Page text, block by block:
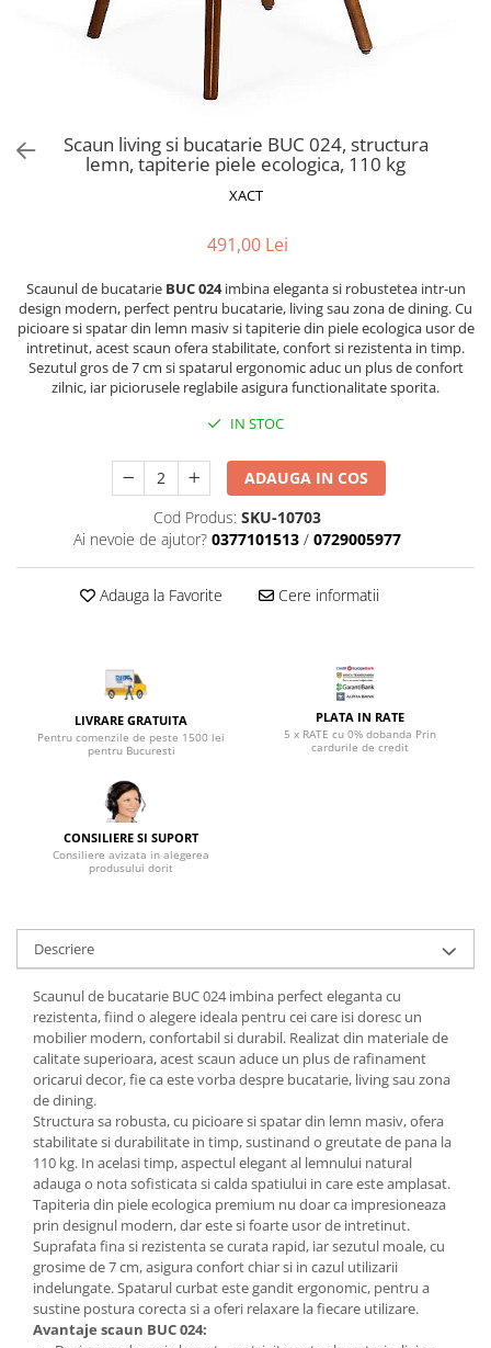
Saltele Pocket
Saltele cu arcuri impachetate
Saltele Memory Pocket
Saltele cu plasa arcuri
Saltele Latex
Saltele Memory
Saltele 140x200
Saltele 160x200
Top saltele 5 cm
Top saltele memory 5 cm
Saltele ieftine
Saltele cu spuma
Scaune pentru living
Seturi comode living si vitrine
Mobilier birou
Scaune ergonomice
Etajere Birou
Dulap birou
Scaune pentru vizitatori
Mobilier bucatarie
Mese bucatarie
Scaune pentru bucatarie
Mobilier hol
Mobila hol
Suporturi si rafturi pantofi
Seturi mobilier hol
Stender haine
Cuiere
Mobilier gradinita
Mese gradinita
Scaune gradinita
Set mese si scaune gradinita
Mobilier copii
Mobila camera copii
Scaune birou pentru copii
Saltele patuturi copii
Paturi copii
Masa si scaune gradinita
Seturi comode living si dormitor
Scaune birou
Scaune birou copii
Scaune resigilate
Scaun living si bucatarie BUC 024, structura
lemn, tapiterie piele ecologica, 110 kg
XACT
491,00 Lei
Scaunul de bucatarieBUC 024imbina eleganta si robustetea intr-un
design modern, perfect pentru bucatarie, living sau zona de dining. Cu
picioare si spatar din lemn masiv si tapiterie din piele ecologica usor de
intretinut, acest scaun ofera stabilitate, confort si rezistenta in timp.
Sezutul gros de 7 cm si spatarul ergonomic aduc un plus de confort
zilnic, iar piciorusele reglabile asigura functionalitate sporita.
IN STOC
ADAUGA IN COS
Cod Produs: SKU-10703
Ai nevoie de ajutor? 0377101513 / 0729005977
Adauga la Favorite Cere informatii
LIVRARE GRATUITA
Pentru comenzile de peste 1500 lei
pentru Bucuresti
PLATA IN RATE
5 x RATE cu 0% dobanda Prin
cardurile de credit
CONSILIERE SI SUPORT
Consiliere avizata in alegerea
produsului dorit
Descriere
Scaunul de bucatarie BUC 024 imbina perfect eleganta cu
rezistenta, fiind o alegere ideala pentru cei care isi doresc un
mobilier modern, confortabil si durabil. Realizat din materiale de
calitate superioara, acest scaun aduce un plus de rafinament
oricarui decor, fie ca este vorba despre bucatarie, living sau zona
de dining.
Structura sa robusta, cu picioare si spatar din lemn masiv, ofera
stabilitate si durabilitate in timp, sustinand o greutate de pana la
110 kg. In acelasi timp, aspectul elegant al lemnului natural
adauga o nota sofisticata si calda spatiului in care este amplasat.
Tapiteria din piele ecologica premium nu doar ca impresioneaza
prin designul modern, dar este si foarte usor de intretinut.
Suprafata fina si rezistenta se curata rapid, iar sezutul moale, cu
grosime de 7 cm, asigura confort chiar si in cazul utilizarii
indelungate. Spatarul curbat este gandit ergonomic, pentru a
sustine postura corecta si a oferi relaxare la fiecare utilizare.
Avantaje scaun BUC 024: